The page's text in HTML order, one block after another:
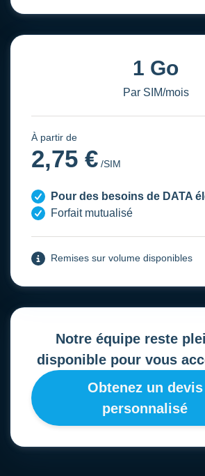
1 Go
Par SIM/mois
À partir de
2,75 € /SIM
Pour des besoins de DATA
Forfait mutualisé
Remises sur volume disponibles
Notre équipe reste
disponible pour vous
Obtenez un devis
personnalisé